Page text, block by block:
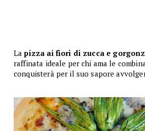
La pizza ai fiori di zucca e
raffinata ideale per chi ama le
conquisterà per il suo sapore